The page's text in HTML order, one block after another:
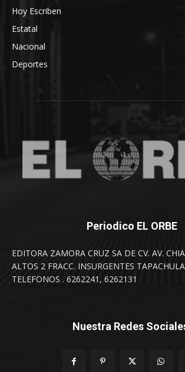
Hoy Escriben
Estatal
Nacional
Deportes
Periodico EL ORBE
EDITORA ZAMORA CRUZ SA DE CV. AV.
ALTOS 2 FRACC. INSURGENTES
TELEFONOS . 6262241, 6262131
Nuestra Redes